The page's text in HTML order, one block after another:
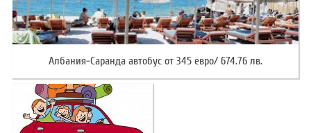
ПЪТУВАНИЯ
Албания-Саранда автобус от 345 евро/ 674.76 лв.